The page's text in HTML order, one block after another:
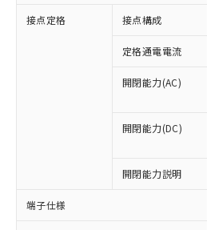
接点定格 接点構成
定格通電電流
開閉能力(AC)
開閉能力(DC)
開閉能力説明
端子仕様
ご利用条件
以下の条件をお読みいた
対応済み：EU RoHS指
非含有に対応した製品が
対応予定：EU RoHS指令
有に対応した製品に切り
対応予定なし：EU RoHS
非含有に非対応の商品で